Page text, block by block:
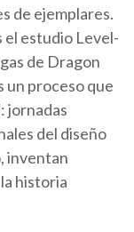
de ejemplares.
el estudio Level-
de Dragon
un proceso que
jornadas
del diseño
inventan
historia